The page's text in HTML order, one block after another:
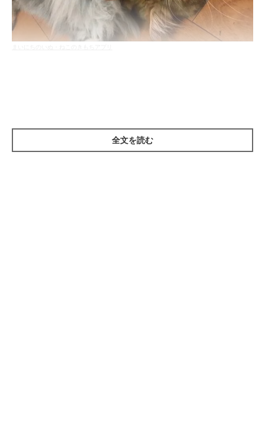
だり触れたりした際に、体の免疫系が有害物質だと認識し、体か
ら排除しようとしてアレルギー反応が起こります。
全文を読む